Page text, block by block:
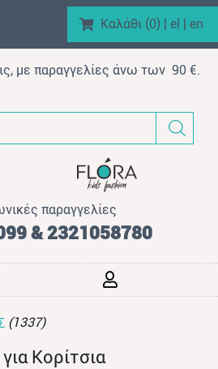
Καλάθι (0) | el | en
με παραγγελίες άνω των 90 €.
παραγγελίες
& 2321058780
(1337)
Κορίτσια